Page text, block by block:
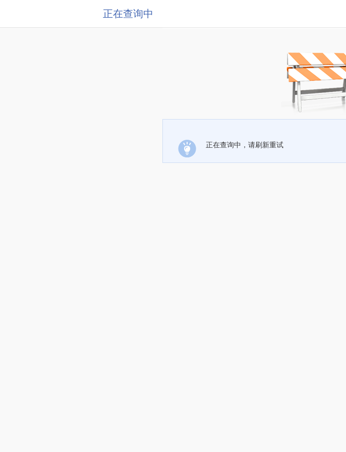
正在查询中
正在查询中，请刷新重试